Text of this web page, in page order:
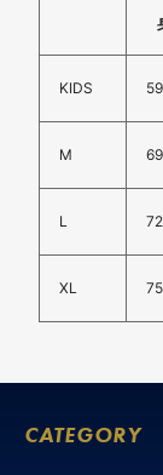
KIDS
M
L
XL
CATEGORY